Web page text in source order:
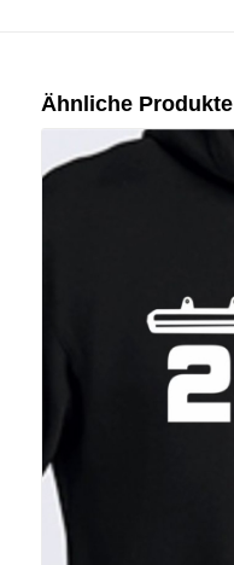
Ähnliche Produkte